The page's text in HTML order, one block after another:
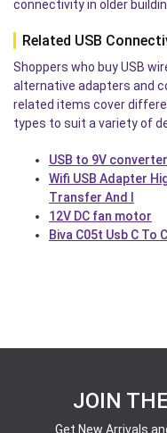
connectivity in older
Related USB
Shoppers who buy USB
alternative adapters and
related items cover
types to suit a variety of
USB to 9V converter
Wifi USB Adapter
Transfer And I
12V DC fan motor
Biva C05t Usb C To
JOIN
Get New Arrivals